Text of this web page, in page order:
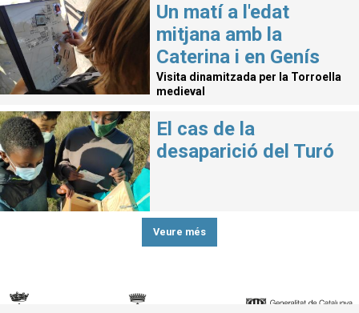
Un matí a l'edat
mitjana amb la
Caterina i en Genís
Visita dinamitzada per la Torroella
medieval
El cas de la
desaparició del Turó
Veure més